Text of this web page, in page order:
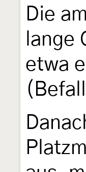
Die
lange
etwa